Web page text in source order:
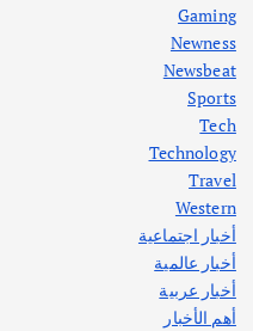
أهم الأخبار
اختتام ورشة السينوغرافيا في
أغسطس 3, 2026
Gaming
Newness
Newsbeat
Sports
Tech
Technology
Travel
Western
أخبار اجتماعية
أخبار عالمية
أخبار عربية
أهم الأخبار